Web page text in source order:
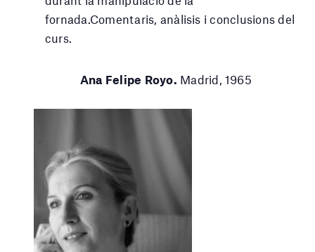
fornada.Comentaris, anàlisis i conclusions del
curs.
Ana Felipe Royo. Madrid, 1965